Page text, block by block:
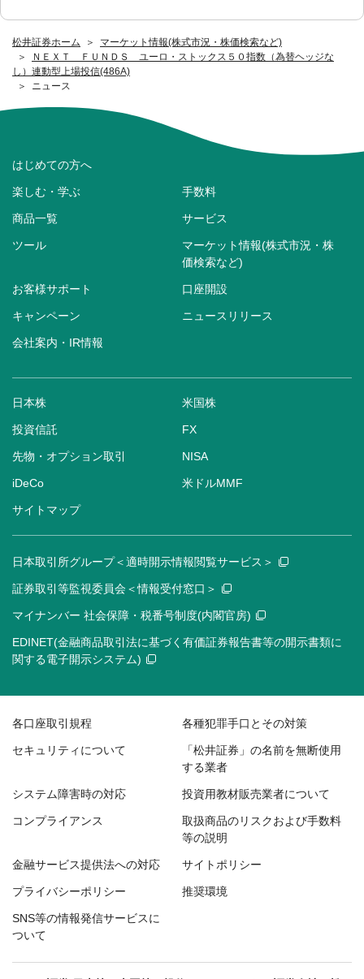
松井証券ホーム
マーケット情報(株式市況・株価検索など)
ＮＥＸＴ ＦＵＮＤＳ ユーロ・ストックス５０指数（為替ヘッジな
し）連動型上場投信(486A)
ニュース
はじめての方へ
楽しむ・学ぶ 手数料
商品一覧 サービス
ツール
マーケット情報(株式市況・株
価検索など)
お客様サポート 口座開設
キャンペーン ニュースリリース
会社案内・IR情報
日本株 米国株
投資信託 FX
先物・オプション取引 NISA
iDeCo 米ドルMMF
サイトマップ
日本取引所グループ＜適時開示情報閲覧サービス＞
証券取引等監視委員会＜情報受付窓口＞
マイナンバー 社会保障・税番号制度(内閣官房)
EDINET(金融商品取引法に基づく有価証券報告書等の開示書類に
関する電子開示システム)
各口座取引規程 各種犯罪手口とその対策
セキュリティについて
「松井証券」の名前を無断使用
する業者
システム障害時の対応 投資用教材販売業者について
コンプライアンス
取扱商品のリスクおよび手数料
等の説明
金融サービス提供法への対応 サイトポリシー
プライバシーポリシー 推奨環境
SNS等の情報発信サービスに
ついて